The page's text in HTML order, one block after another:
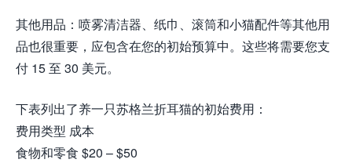
其他用品：喷雾清洁器、纸巾、滚筒和小猫配件等其他用
品也很重要，应包含在您的初始预算中。这些将需要您支
付 15 至 30 美元。
下表列出了养一只苏格兰折耳猫的初始费用：
费用类型 成本
食物和零食 $20 – $50